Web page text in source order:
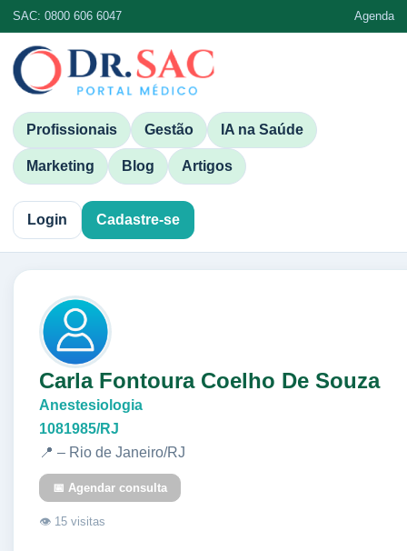
SAC: 0800 606 6047 Agenda
Profissionais Gestão IA na Saúde
Marketing Blog Artigos
Login Cadastre-se
Carla Fontoura Coelho De Souza
Anestesiologia
1081985/RJ
📍 – Rio de Janeiro/RJ
📅 Agendar consulta
👁 15 visitas